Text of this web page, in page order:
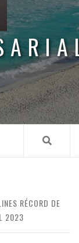
RÉCORD DE
2023